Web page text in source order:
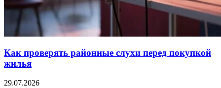
Как проверять районные слухи перед покупкой
жилья
29.07.2026